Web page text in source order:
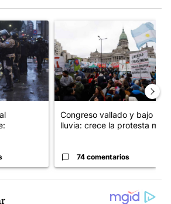
con el título "La tensión frente al
Un artículo de tendencia
Congreso vallado y bajo la
lluvia: crece la protesta mi...
74 comentarios